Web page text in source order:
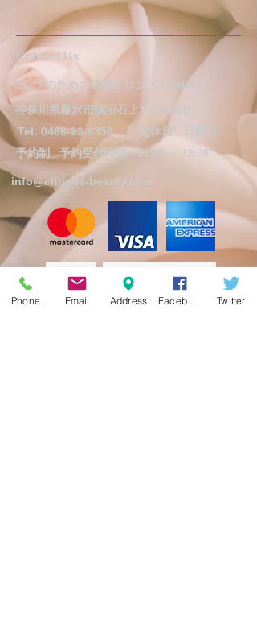
​​​Contact Us
セレブのための美容サロン
Christie
神奈川県藤沢市鵠沼石上1-2-5-40B
Tel: 0466-23-6358定休日 日曜日
予約制予約受付時間 11:00 ～ 18:30
info@christie-beauty.com
Phone Email Address Twitter